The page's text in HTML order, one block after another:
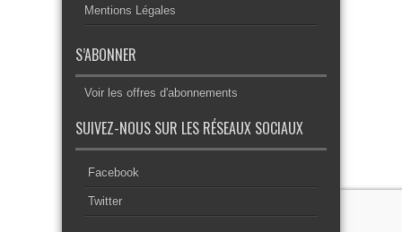
Mentions Légales
S’ABONNER
Voir les offres d'abonnements
SUIVEZ-NOUS SUR LES RÉSEAUX SOCIAUX
Facebook
Twitter